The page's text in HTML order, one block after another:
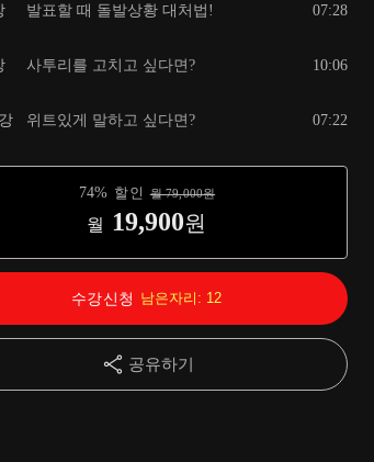
발표할 때 돌발상황 대처법! 07:28
사투리를 고치고 싶다면? 10:06
위트있게 말하고 싶다면? 07:22
08:41
세상에서 가장 쉬운 복식호흡법!
07:05
74% 할인 월79,000원
월 19,900원
공유하기
수강신청 남은자리: 12